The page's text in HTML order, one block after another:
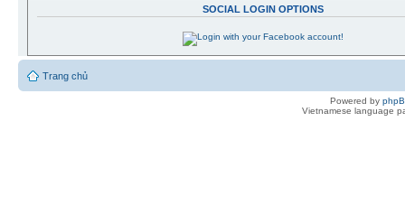
SOCIAL LOGIN OPTIONS
Trang chủ
Powered by
Vietnamese language